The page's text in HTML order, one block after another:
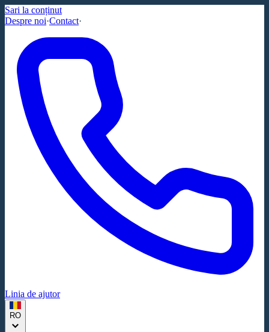
Sari la conținut
Despre noi·Contact·
Linia de ajutor
RO